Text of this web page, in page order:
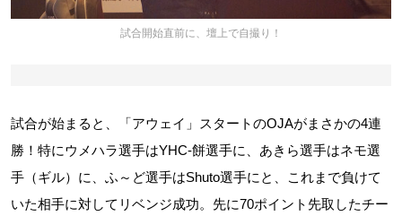
試合開始直前に、壇上で自撮り！
試合が始まると、「アウェイ」スタートのOJAがまさかの4連
勝！特にウメハラ選手はYHC-餅選手に、あきら選手はネモ選
手（ギル）に、ふ～ど選手はShuto選手にと、これまで負けて
いた相手に対してリベンジ成功。先に70ポイント先取したチー